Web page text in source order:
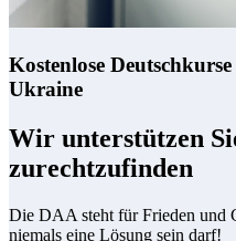
Kostenlose
Ukraine
Wir unterstützen
zurechtzufinden
Die DAA steht für Frieden und
niemals eine Lösung sein darf!